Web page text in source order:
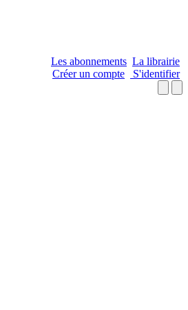
Les abonnements La librairie
Créer un compte
S'identifier